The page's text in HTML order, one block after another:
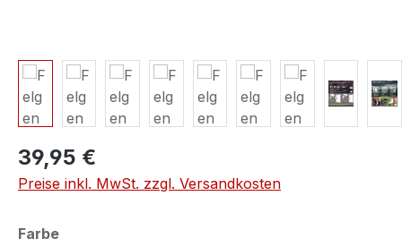
39,95 €
Preise inkl. MwSt. zzgl. Versandkosten
Farbeauswählen